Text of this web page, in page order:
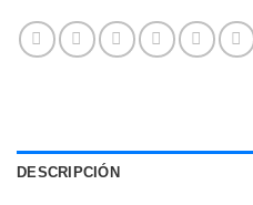
DESCRIPCIÓN